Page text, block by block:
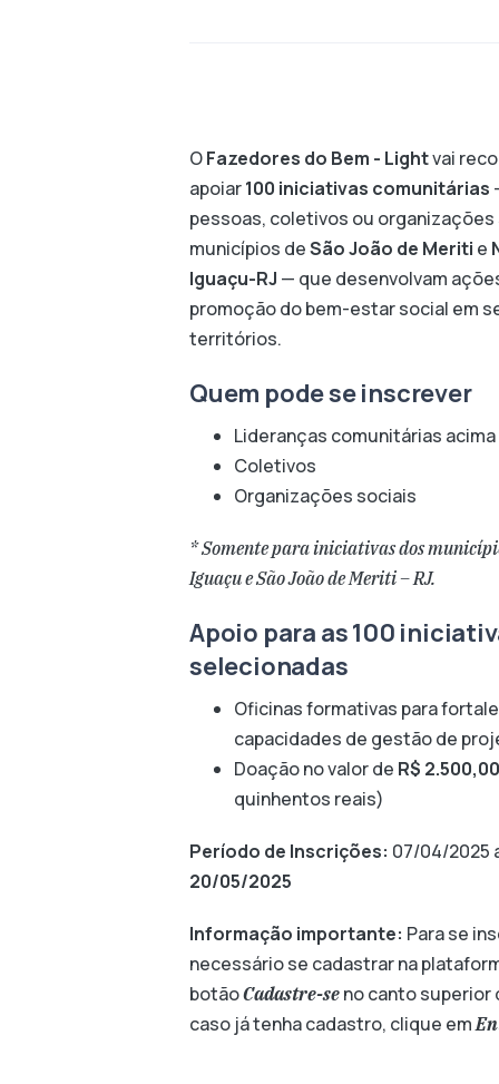
OFazedores do Bem - Lightvai
apoiar100 iniciativas comunitárias
pessoas, coletivos ou organizações
municípios deSão João de Meriti e
Iguaçu-RJ — que desenvolvam
promoção do bem-estar social em
territórios.
Quem pode se inscrever
Lideranças comunitárias acima
Coletivos
Organizações sociais
* Somente para iniciativas dos
Iguaçu e São João de Meriti – RJ.
Apoio para as 100
selecionadas
Oficinas formativas para
capacidades de gestão de
Doação no valor de R$ 2.500,00
quinhentos reais)
Período de Inscrições: 07/04/2025
20/05/2025
Informação importante: Para se
necessário se cadastrar na
botãoCadastre-se no canto superior
caso já tenha cadastro, clique em